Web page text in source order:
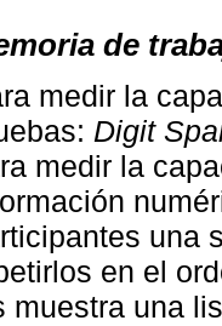
de
medir la
Digit
medir la
una
en el
muestra una